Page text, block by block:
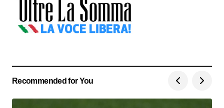
Recommended for You